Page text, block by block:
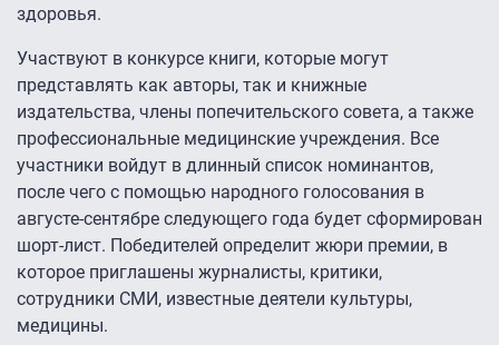
здоровья.
Участвуют в конкурсе книги, которые могут
представлять как авторы, так и книжные
издательства, члены попечительского совета, а также
профессиональные медицинские учреждения. Все
участники войдут в длинный список номинантов,
после чего с помощью народного голосования в
августе-сентябре следующего года будет сформирован
шорт-лист. Победителей определит жюри премии, в
которое приглашены журналисты, критики,
сотрудники СМИ, известные деятели культуры,
медицины.